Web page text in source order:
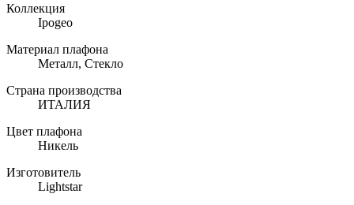
Коллекция
Ipogeo
Материал плафона
Металл, Стекло
Страна производства
ИТАЛИЯ
Цвет плафона
Никель
Изготовитель
Lightstar